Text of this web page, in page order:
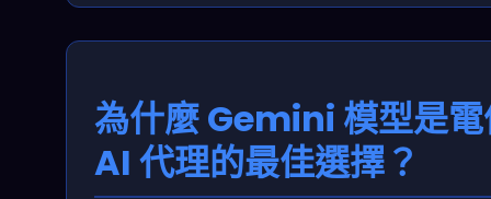
為什麼 Gemini 模型是
AI 代理的最佳選擇？